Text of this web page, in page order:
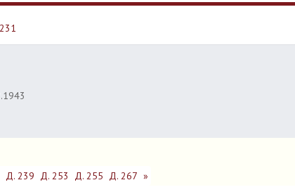
Д. 239 Д. 253 Д. 255 Д. 267 »